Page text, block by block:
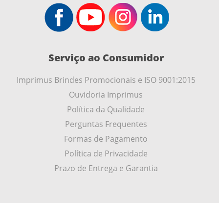
Serviço ao Consumidor
Imprimus Brindes Promocionais e ISO 9001:2015
Ouvidoria Imprimus
Política da Qualidade
Perguntas Frequentes
Formas de Pagamento
Política de Privacidade
Prazo de Entrega e Garantia